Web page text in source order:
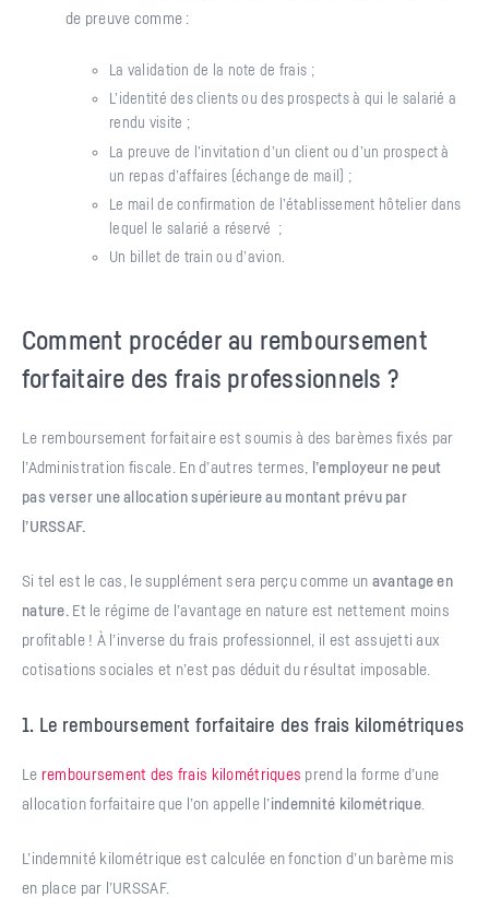
de preuve comme :
La validation de la note de frais ;
L’identité des clients ou des prospects à qui le salarié a
rendu visite ;
La preuve de l’invitation d’un client ou d’un prospect à
un repas d’affaires (échange de mail) ;
Le mail de confirmation de l’établissement hôtelier dans
lequel le salarié a réservé ;
Un billet de train ou d’avion.
Comment procéder au remboursement
forfaitaire des frais professionnels ?
Le remboursement forfaitaire est soumis à des barèmes fixés par
l’Administration fiscale. En d’autres termes, l’employeur ne peut
pas verser une allocation supérieure au montant prévu par
l’URSSAF.
Si tel est le cas, le supplément sera perçu comme un avantage en
nature. Et le régime de l’avantage en nature est nettement moins
profitable ! À l’inverse du frais professionnel, il est assujetti aux
cotisations sociales et n’est pas déduit du résultat imposable.
1. Le remboursement forfaitaire des frais kilométriques
Le remboursement des frais kilométriques prend la forme d’une
allocation forfaitaire que l’on appelle l’indemnité kilométrique.
L’indemnité kilométrique est calculée en fonction d’un barème mis
en place par l’URSSAF.